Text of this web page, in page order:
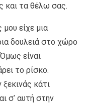
και τα θέλω σας.
είχε μια
δουλειά στο χώρο
είναι
το ρίσκο.
κάτι
σ’ αυτή στην